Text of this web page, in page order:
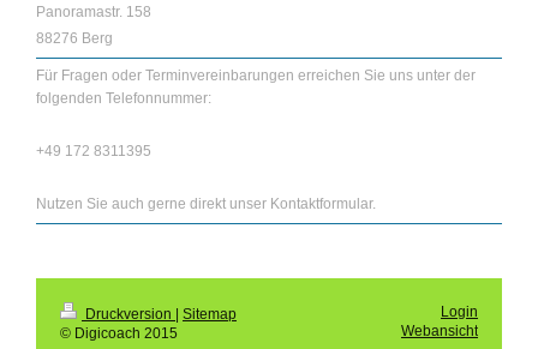
Panoramastr. 158
88276 Berg
Für Fragen oder Terminvereinbarungen erreichen Sie uns unter der
folgenden Telefonnummer:
+49 172 8311395
Nutzen Sie auch gerne direkt unser Kontaktformular.
Druckversion
Sitemap
© Digicoach 2015
Login
Webansicht